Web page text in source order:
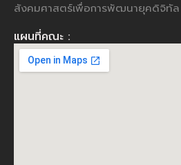
สังคมศาสตร์เพื่อการพัฒนายุคดิจิทัล
แผนที่คณะ :